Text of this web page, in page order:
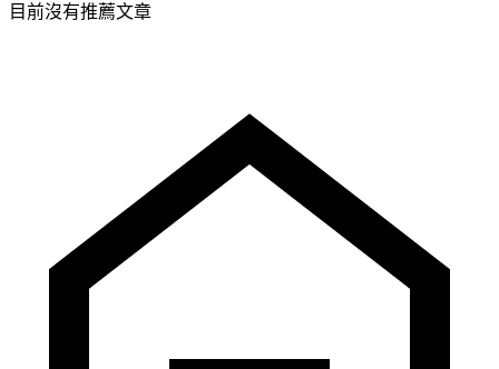
目前沒有推薦文章